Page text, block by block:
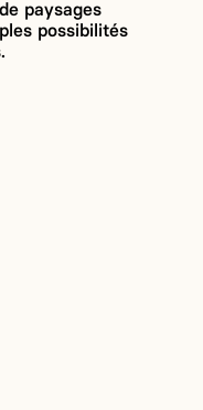
paysages
possibilités